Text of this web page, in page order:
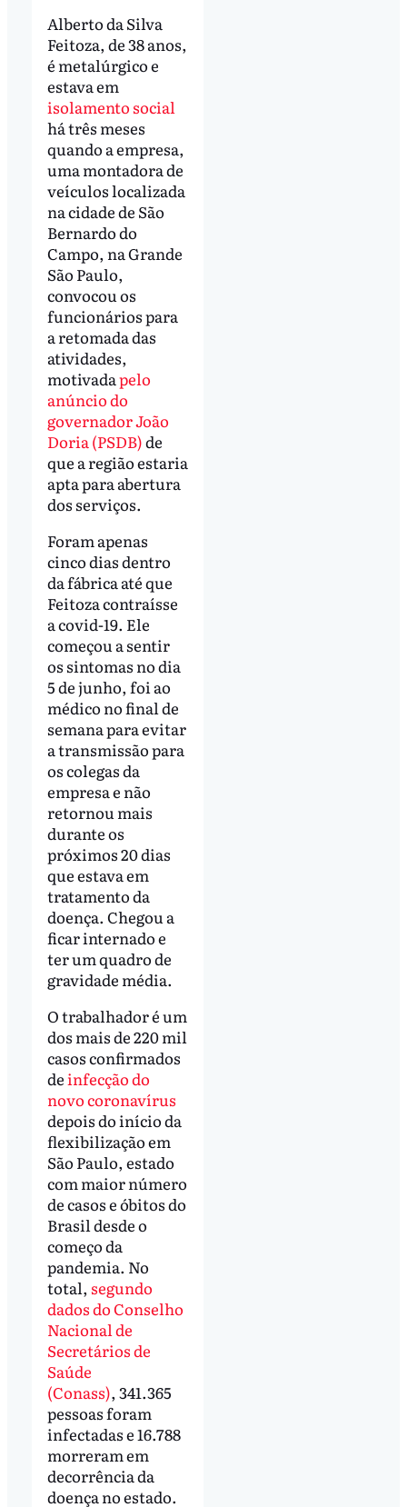
Alberto da Silva
Feitoza, de 38 anos,
é metalúrgico e
estava em
isolamento social
há três meses
quando a empresa,
uma montadora de
veículos localizada
na cidade de São
Bernardo do
Campo, na Grande
São Paulo,
convocou os
funcionários para
a retomada das
atividades,
motivadapelo
anúncio do
governador João
Doria (PSDB)de
que a região estaria
apta para abertura
dos serviços.
Foram apenas
cinco dias dentro
da fábrica até que
Feitoza contraísse
a covid-19. Ele
começou a sentir
os sintomas no dia
5 de junho, foi ao
médico no final de
semana para evitar
a transmissão para
os colegas da
empresa e não
retornou mais
durante os
próximos 20 dias
que estava em
tratamento da
doença. Chegou a
ficar internado e
ter um quadro de
gravidade média.
O trabalhador é um
dos mais de 220 mil
casos confirmados
deinfecção do
novo coronavírus
depois do início da
flexibilização em
São Paulo, estado
com maior número
de casos e óbitos do
Brasil desde o
começo da
pandemia. No
total, segundo
dados do Conselho
Nacional de
Secretários de
Saúde
(Conass), 341.365
pessoas foram
infectadas e 16.788
morreram em
decorrência da
doença no estado.